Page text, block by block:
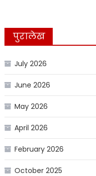
पुरालेख
July 2026
June 2026
May 2026
April 2026
February 2026
October 2025